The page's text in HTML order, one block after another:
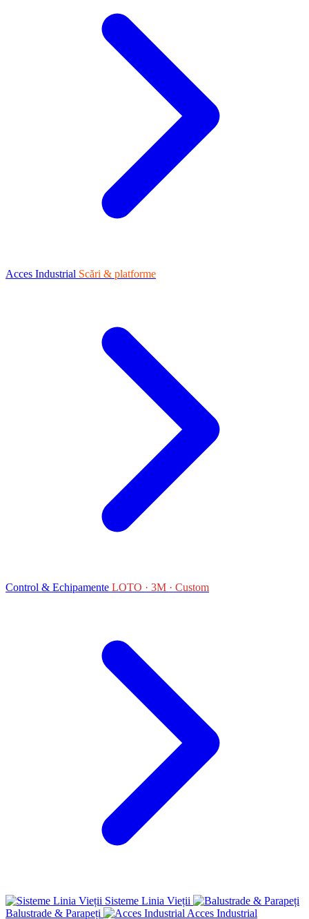
Acces Industrial Scări & platforme
Control & Echipamente LOTO · 3M · Custom
Sisteme Linia Vieții
Balustrade & Parapeți
Acces Industrial